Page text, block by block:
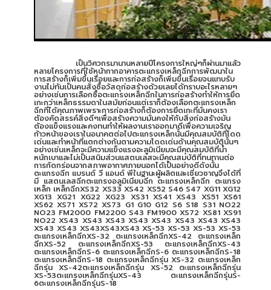
เป็นวิศวกรมานานหลายปีโครงการใหญ่ๆก็ผ่านมาแล้ว
หลายโครงการที่ใช้หน้ากากอาคารตะแกรงเหล็กฉีกการพัฒนาใน
การสร้างก็เพิ่มขึ้นเรื่อยและการก่อสร้างก็เพิ่มขึ้นเรื่อยจนแทบรับ
งานไม่ทันเป็นคนสั่งซื้อวัสดุก่อสร้างด้วยเลยได้ทราบอะไรหลายๆ
อย่างเช่นการเลือกซื้อตะแกรงเหล็กฉีกในการก่อสร้างทำให้การยึด
เกะกว่าเหล็กธรรมดาในสมัยก่อนแต่เราก็ต้องเลือกตะแกรงเหล็ก
ฉีกที่ได้คุณภาพเพราะการก่อสร้างก็ต้องการยึดเกะที่มั่นคงเรา
ต้องคัดสรรค์สิ่งดีๆเพื่อสร้างความมั่นคงให้กับสิ่งก่อสร้างมัน
ต้องแข็งแรงและคงทนทำให้ผลงานเราออกมาดีเพื่อความเจริญ
ก้าวหน้าของเราในอนาคตต่อไปตะแกรงเหล็กนั้นมีคุณสมบัติที่โดด
เด่นและทำหน้าที่แตกต่างกันตามความโดดเด่นด้านคุณสมบัตินั้นๆ
อย่างเช่นเหล็กจะมีความแข็งแรงอะลูมิเนียมจะมีคุณสมบัติที่น้ำ
หนักเบาและไม่เป็นสนิมส่วนแสตนเลสจะมีคุณสมบัติที่ทนทานต่อ
การกัดกร่อนจากสภาพอากาศภายนอกได้เป็นอย่างดีดังนั้น
ตะแกรงฉีก แบรนด์ วี แอนด์ พีในฐานะผู้ผลิตและเชี่ยวชาญจึงได้ที่
มี แสตนเลสฉีกตะแกรงอลูมิเนียมฉีก ตะแกรงเหล็กฉีก ตะแกรง
เหล็ก เหล็กฉีกXS32 XS33 XS42 XS52 S46 S47 XG11 XG12
XG13 XG21 XG22 XG23 XS31 XS41 XS43 XS51 XS61
XS62 XS71 XS72 XS73 G1 G10 G12 S6 S18 S31 NO22
NO23 FM2000 FM2200 S43 FM1900 XS72 XS81 XS91
NO22 XS43 XS43 XS43 XS43 XS43 XS43 XS43 XS43
XS43 XS43 XS43XS43XS43 XS-53 XS-53 XS-53 XS-53
ตะแกรงเหล็กฉีกXS-32 ตะแกรงเหล็กฉีกXS-42 ตะแกรงเหล็ก
ฉีกXS-52 ตะแกรงเหล็กฉีกXS-53 ตะแกรงเหล็กฉีกXS-43
ตะแกรงเหล็กฉีกS-6 ตะแกรงเหล็กฉีกS-6 ตะแกรงเหล็กฉีกS-18
ตะแกรงเหล็กฉีกS-18 ตะแกรงเหล็กฉีกรุ่น XS-32 ตะแกรงเหล็ก
ฉีกรุ่น XS-42ตะแกรงเหล็กฉีกรุ่น XS-52 ตะแกรงเหล็กฉีกรุ่น
XS-53ตะแกรงเหล็กฉีกรุ่นXS-43 ตะแกรงเหล็กฉีกรุ่นS-
6ตะแกรงเหล็กฉีกรุ่นS-18